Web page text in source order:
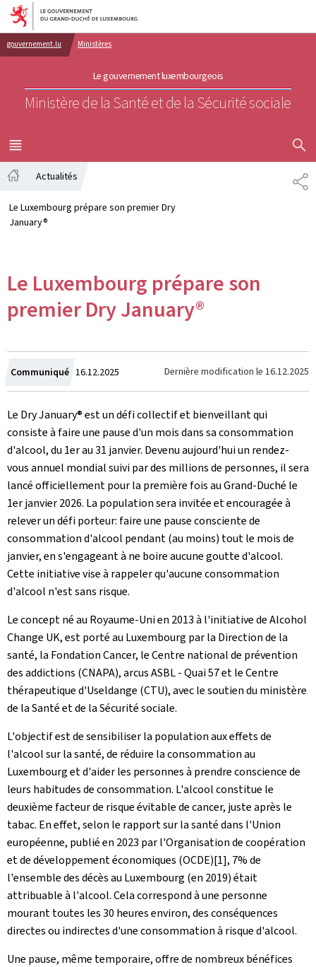
Aller au menu principal
Aller au contenu
gouvernement.lu Ministères
Le gouvernement luxembourgeois
Ministère de la Santé et de la Sécurité sociale
MENU
PRINCIPAL
Actualités
Le Luxembourg prépare son premier Dry
January®
Le Luxembourg prépare son
premier Dry January®
Communiqué Crée
le
16.12.2025 Dernière modification le 16.12.2025
Le Dry January® est un défi collectif et bienveillant qui
consiste à faire une pause d'un mois dans sa consommation
d'alcool, du 1er au 31 janvier. Devenu aujourd'hui un rendez-
vous annuel mondial suivi par des millions de personnes, il sera
lancé officiellement pour la première fois au Grand-Duché le
1er janvier 2026. La population sera invitée et encouragée à
relever un défi porteur: faire une pause consciente de
consommation d'alcool pendant (au moins) tout le mois de
janvier, en s'engageant à ne boire aucune goutte d'alcool.
Cette initiative vise à rappeler qu'aucune consommation
d'alcool n'est sans risque.
Le concept né au Royaume-Uni en 2013 à l'initiative deAlcohol
Change UK, est porté au Luxembourg par la Direction de la
santé, la Fondation Cancer, le Centre national de prévention
des addictions (CNAPA), arcus ASBL - Quai 57 et le Centre
thérapeutique d'Useldange (CTU), avec le soutien du ministère
de la Santé et de la Sécurité sociale.
L'objectif est de sensibiliser la population aux effets de
l'alcool sur la santé, de réduire la consommation au
Luxembourg et d'aider les personnes à prendre conscience de
leurs habitudes de consommation. L'alcool constitue le
deuxième facteur de risque évitable de cancer, juste après le
tabac. En effet, selon le rapport sur la santé dans l'Union
européenne, publié en 2023 par l'Organisation de coopération
et de développement économiques (OCDE)[1], 7% de
l'ensemble des décès au Luxembourg (en 2019) était
attribuable à l'alcool. Cela correspond à une personne
mourant toutes les 30 heures environ, des conséquences
directes ou indirectes d'une consommation à risque d'alcool.
Une pause, même temporaire, offre de nombreux bénéfices